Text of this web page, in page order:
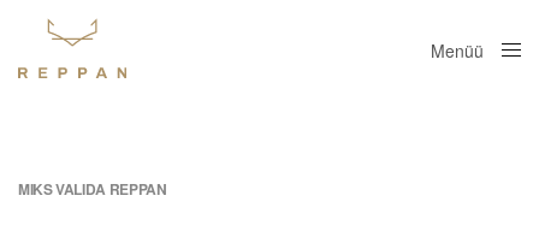
Menüü
MIKS VALIDA REPPAN